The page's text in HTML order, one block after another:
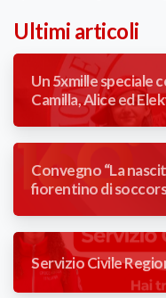
Ultimi articoli
Un 5xmille speciale
Camilla, Alice ed
Convegno “La
fiorentino di
Comune di Firenze”
Servizio Civile